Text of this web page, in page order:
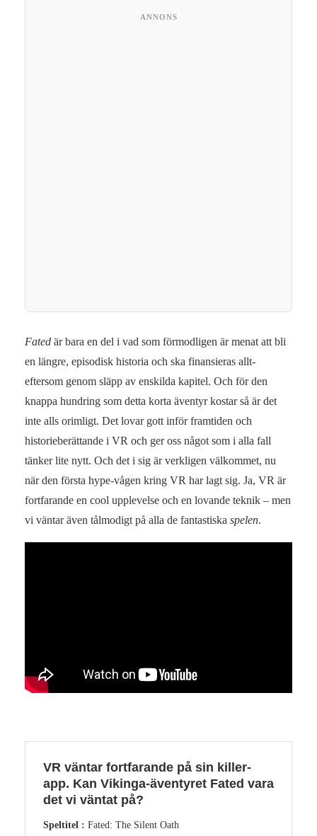
ANNONS
Fated är bara en del i vad som förmodligen är menat att bli
en längre, episodisk historia och ska finansieras allt-
eftersom genom släpp av enskilda kapitel. Och för den
knappa hundring som detta korta äventyr kostar så är det
inte alls orimligt. Det lovar gott inför framtiden och
historieberättande i VR och ger oss något som i alla fall
tänker lite nytt. Och det i sig är verkligen välkommet, nu
när den första hype-vågen kring VR har lagt sig. Ja, VR är
fortfarande en cool upplevelse och en lovande teknik – men
vi väntar även tålmodigt på alla de fantastiska spelen.
VR väntar fortfarande på sin killer-
app. Kan Vikinga-äventyret Fated vara
det vi väntat på?
Speltitel : Fated: The Silent Oath